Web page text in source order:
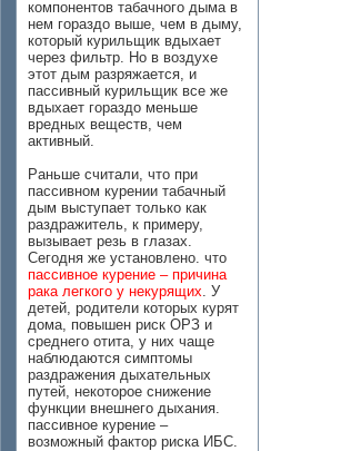
компонентов табачного дыма в
нем гораздо выше, чем в дыму,
который курильщик вдыхает
через фильтр. Но в воздухе
этот дым разряжается, и
пассивный курильщик все же
вдыхает гораздо меньше
вредных веществ, чем
активный.
Раньше считали, что при
пассивном курении табачный
дым выступает только как
раздражитель, к примеру,
вызывает резь в глазах.
Сегодня же установлено. что
пассивное курение – причина
рака легкого у некурящих. У
детей, родители которых курят
дома, повышен риск ОРЗ и
среднего отита, у них чаще
наблюдаются симптомы
раздражения дыхательных
путей, некоторое снижение
функции внешнего дыхания.
пассивное курение –
возможный фактор риска ИБС.